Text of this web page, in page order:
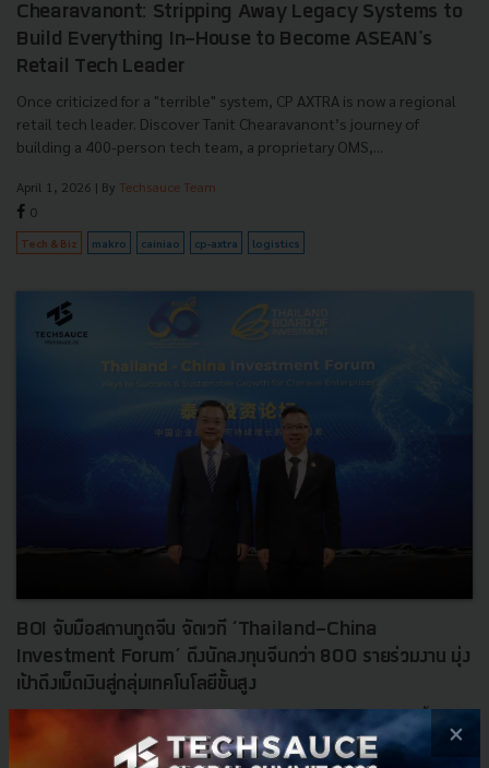
Chearavanont: Stripping Away Legacy Systems to
Build Everything In-House to Become ASEAN's
Retail Tech Leader
Once criticized for a "terrible" system, CP AXTRA is now a regional
retail tech leader. Discover Tanit Chearavanont’s journey of
building a 400-person tech team, a proprietary OMS,...
April 1, 2026 | By Techsauce Team
0
Tech & Biz makro cainiao cp-axtra logistics
BOI จับมือสถานทูตจีน จัดเวที ‘Thailand-China
Investment Forum’ ดึงนักลงทุนจีนกว่า 800 รายร่วมงาน มุ่ง
เป้าดึงเม็ดเงินสู่กลุ่มเทคโนโลยีขั้นสูง
BOI ดึงนักลงทุนจีนกว่า 800 ราย ชูไทยเป็นฐานการผลิตเทคโนโลยีขั้นสูง
ทั้ง EV และ AI เผย 5 ปีเม็ดเงินสะพัดกว่า 6 แสนล้านบาท พร้อมย้ำจุดยืน ‘In
Thailand, For Thailand’ เพื่อยกระดับซัพพ...
×